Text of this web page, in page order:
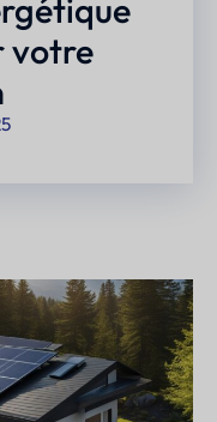
votre